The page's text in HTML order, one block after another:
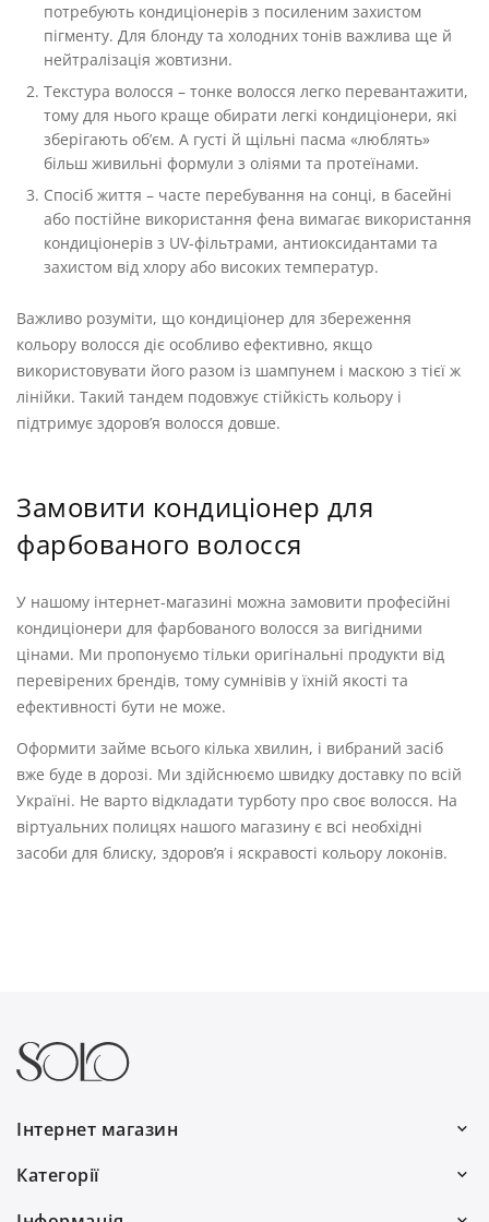
потребують кондиціонерів з посиленим захистом
пігменту. Для блонду та холодних тонів важлива ще й
нейтралізація жовтизни.
Текстура волосся – тонке волосся легко перевантажити,
тому для нього краще обирати легкі кондиціонери, які
зберігають об’єм. А густі й щільні пасма «люблять»
більш живильні формули з оліями та протеїнами.
Спосіб життя – часте перебування на сонці, в басейні
або постійне використання фена вимагає використання
кондиціонерів з UV-фільтрами, антиоксидантами та
захистом від хлору або високих температур.
Важливо розуміти, що кондиціонер для збереження
кольору волосся діє особливо ефективно, якщо
використовувати його разом із шампунем і маскою з тієї ж
лінійки. Такий тандем подовжує стійкість кольору і
підтримує здоров’я волосся довше.
Замовити кондиціонер для
фарбованого волосся
У нашому інтернет-магазині можна замовити професійні
кондиціонери для фарбованого волосся за вигідними
цінами. Ми пропонуємо тільки оригінальні продукти від
перевірених брендів, тому сумнівів у їхній якості та
ефективності бути не може.
Оформити займе всього кілька хвилин, і вибраний засіб
вже буде в дорозі. Ми здійснюємо швидку доставку по всій
Україні. Не варто відкладати турботу про своє волосся. На
віртуальних полицях нашого магазину є всі необхідні
засоби для блиску, здоров’я і яскравості кольору локонів.
Інтернет магазин
Пн–Пт: 10:00–19:00
Категорії